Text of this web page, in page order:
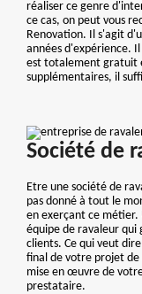
réaliser ce genre
ce cas, on peut vous
Renovation. Il s'agit
années d'expérience.
est totalement gratuit
supplémentaires, il
Société de
Etre une société de
pas donné à tout le
en exerçant ce
équipe de ravaleur qui
clients. Ce qui veut
final de votre projet de
mise en œuvre de
prestataire.